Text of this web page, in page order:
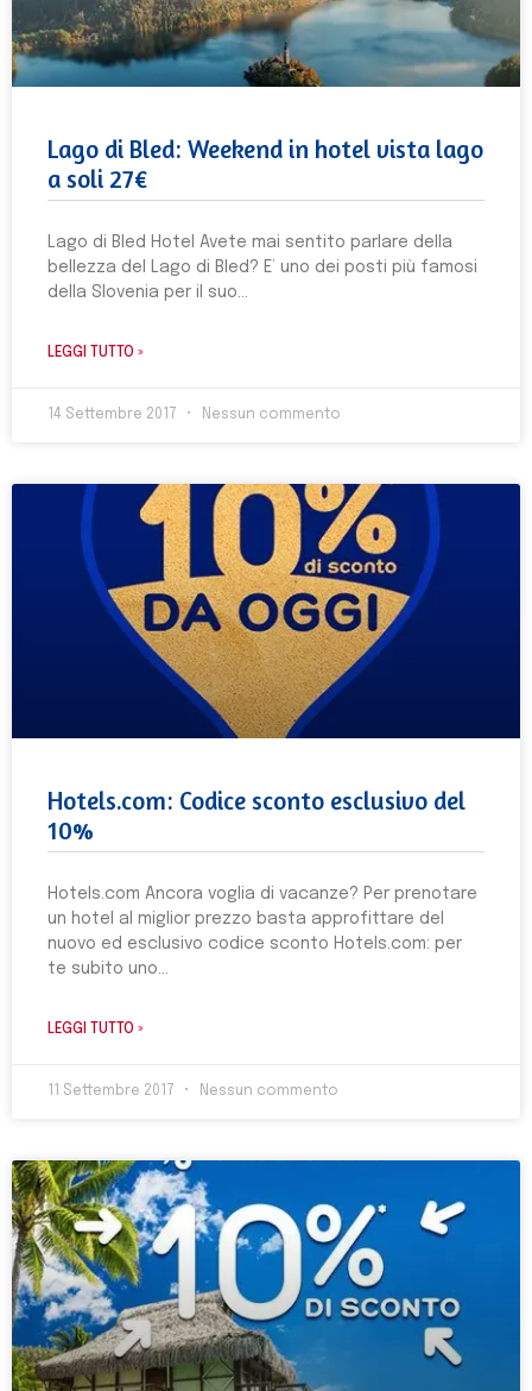
Lago di Bled: Weekend in hotel vista lago
a soli 27€
Lago di Bled Hotel Avete mai sentito parlare della
bellezza del Lago di Bled? E’ uno dei posti più famosi
della Slovenia per il suo
LEGGI TUTTO »
14 Settembre 2017 Nessun commento
Hotels.com: Codice sconto esclusivo del
10%
Hotels.com Ancora voglia di vacanze? Per prenotare
un hotel al miglior prezzo basta approfittare del
nuovo ed esclusivo codice sconto Hotels.com: per
te subito uno
LEGGI TUTTO »
11 Settembre 2017 Nessun commento